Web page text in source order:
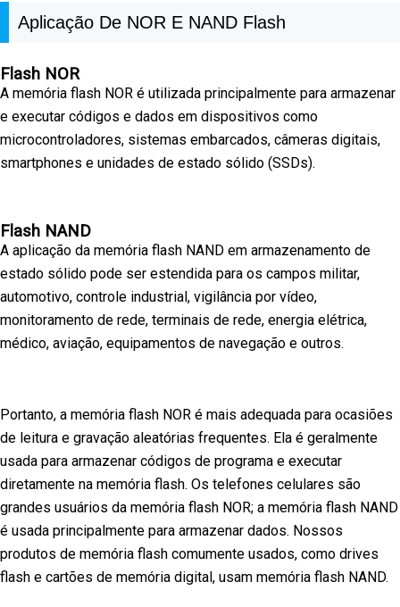
Aplicação De NOR E NAND Flash
Flash NOR
A memória flash NOR é utilizada principalmente para armazenar
e executar códigos e dados em dispositivos como
microcontroladores, sistemas embarcados, câmeras digitais,
smartphones e unidades de estado sólido (SSDs).
Flash NAND
A aplicação da memória flash NAND em armazenamento de
estado sólido pode ser estendida para os campos militar,
automotivo, controle industrial, vigilância por vídeo,
monitoramento de rede, terminais de rede, energia elétrica,
médico, aviação, equipamentos de navegação e outros.
Portanto, a memória flash NOR é mais adequada para ocasiões
de leitura e gravação aleatórias frequentes. Ela é geralmente
usada para armazenar códigos de programa e executar
diretamente na memória flash. Os telefones celulares são
grandes usuários da memória flash NOR; a memória flash NAND
é usada principalmente para armazenar dados. Nossos
produtos de memória flash comumente usados, como drives
flash e cartões de memória digital, usam memória flash NAND.